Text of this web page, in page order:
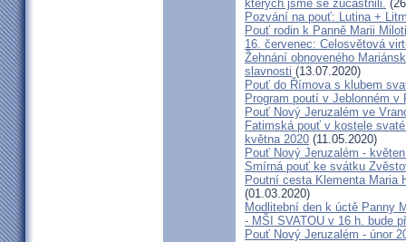
kterých jsme se zúčastnili.
Pozvání na pouť: Lutina +
Pouť rodin k Panně Marii
16. červenec: Celosvětová
Žehnání obnoveného
slavnosti (13.07.2020)
Pouť do Římova s klubem
Program poutí v Jeblonném v
Pouť Nový Jeruzalém ve
Fatimská pouť v kostele
května 2020 (11.05.2020)
Pouť Nový Jeruzalém -
Smírná pouť ke svátku
Poutní cesta Klementa Maria
(01.03.2020)
Modlitební den k úctě Panny
- MŠI SVATOU v 16 h. bude
Pouť Nový Jeruzalém - únor